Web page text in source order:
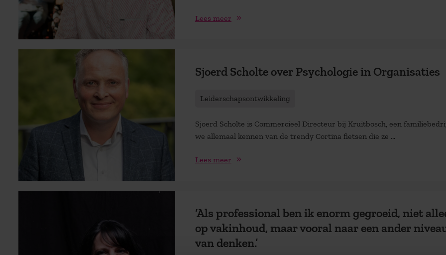
Lees meer
Sjoerd Scholte over Psychologie in Organisaties
Leiderschapsontwikkeling
Sjoerd Scholte is Commercieel Directeur bij Kruitbosch, een
we allemaal kennen van de trendy Cortina fietsen die ze ...
Lees meer
‘Als professional ben ik enorm gegroeid, niet
op vakinhoud, maar vooral naar een ander
van denken.’